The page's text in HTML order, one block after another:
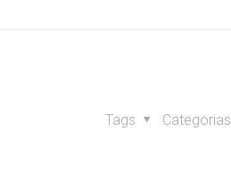
Categorias
Tags